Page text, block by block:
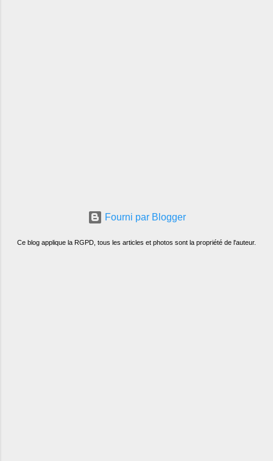
Fourni par Blogger
Ce blog applique la RGPD, tous les articles et photos sont la propriété de l'auteur.